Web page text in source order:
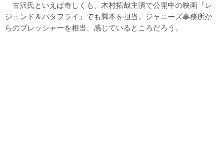
古沢氏といえば奇しくも、木村拓哉主演で公開中の映画『レ
ジェンド＆バタフライ』でも脚本を担当。ジャニーズ事務所か
らのプレッシャーを相当、感じているところだろう。